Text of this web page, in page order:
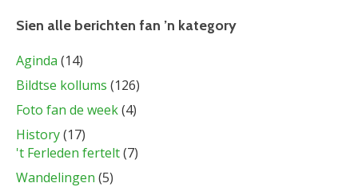
Sien alle berichten fan ’n kategory
Aginda (14)
Bildtse kollums (126)
Foto fan de week(4)
History(17)
't Ferleden fertelt(7)
Wandelingen (5)